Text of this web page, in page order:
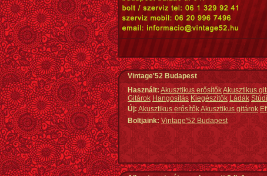
Vintage'52 Budapest
Használt: Akusztikus erősítőkAkusztikus
Gitárok Hangosítás Kiegészítők Ládák
Új:Akusztikus erősítőkAkusztikus gitárok
Boltjaink: Vintage'52 Budapest